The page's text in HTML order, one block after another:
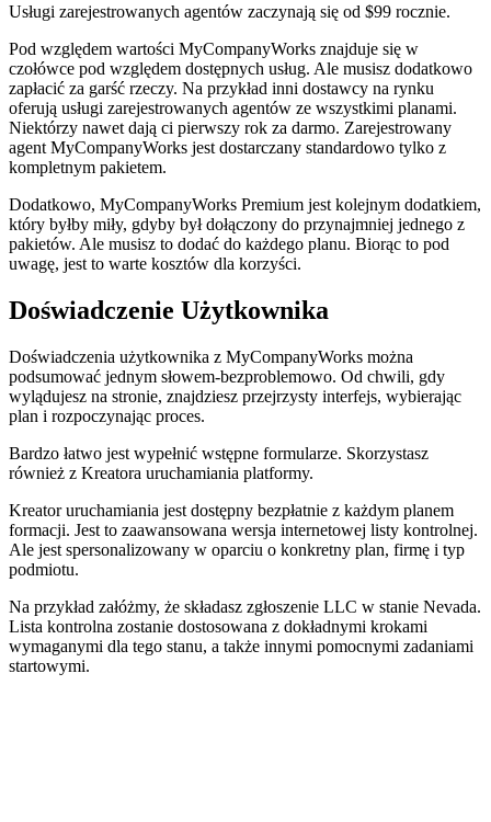
Usługi zarejestrowanych agentów zaczynają się od $99 rocznie.
Pod względem wartości MyCompanyWorks znajduje się w
czołówce pod względem dostępnych usług. Ale musisz dodatkowo
zapłacić za garść rzeczy. Na przykład inni dostawcy na rynku
oferują usługi zarejestrowanych agentów ze wszystkimi planami.
Niektórzy nawet dają ci pierwszy rok za darmo. Zarejestrowany
agent MyCompanyWorks jest dostarczany standardowo tylko z
kompletnym pakietem.
Dodatkowo, MyCompanyWorks Premium jest kolejnym dodatkiem,
który byłby miły, gdyby był dołączony do przynajmniej jednego z
pakietów. Ale musisz to dodać do każdego planu. Biorąc to pod
uwagę, jest to warte kosztów dla korzyści.
Doświadczenie Użytkownika
Doświadczenia użytkownika z MyCompanyWorks można
podsumować jednym słowem-bezproblemowo. Od chwili, gdy
wylądujesz na stronie, znajdziesz przejrzysty interfejs, wybierając
plan i rozpoczynając proces.
Bardzo łatwo jest wypełnić wstępne formularze. Skorzystasz
również z Kreatora uruchamiania platformy.
Kreator uruchamiania jest dostępny bezpłatnie z każdym planem
formacji. Jest to zaawansowana wersja internetowej listy kontrolnej.
Ale jest spersonalizowany w oparciu o konkretny plan, firmę i typ
podmiotu.
Na przykład załóżmy, że składasz zgłoszenie LLC w stanie Nevada.
Lista kontrolna zostanie dostosowana z dokładnymi krokami
wymaganymi dla tego stanu, a także innymi pomocnymi zadaniami
startowymi.